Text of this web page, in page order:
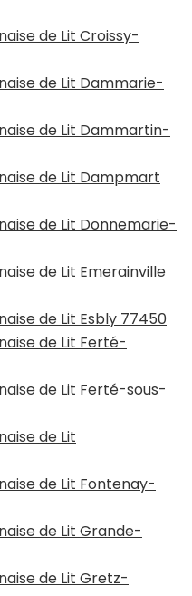
de Lit Croissy-
de Lit Dammarie-
de Lit Dammartin-
de Lit Dampmart
de Lit Donnemarie-
de Lit Emerainville
de Lit Esbly 77450
de Lit Ferté-
de Lit Ferté-sous-
de Lit
de Lit Fontenay-
de Lit Grande-
de Lit Gretz-